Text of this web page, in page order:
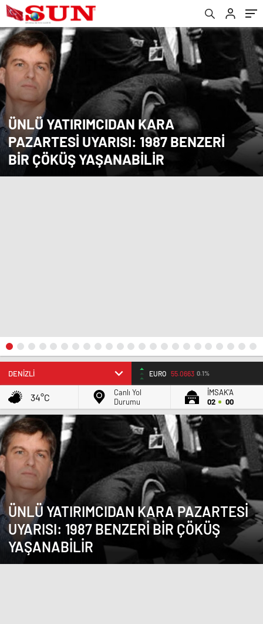
ÜNLÜ YATIRIMCIDAN KARA
PAZARTESI UYARISI: 1987 BENZERI
BIR ÇÖKÜŞ YAŞANABILIR
ALTIN 6.54 0,68%
34°C
Canlı Yol
Durumu
İMSAK'A
02
00
ÜNLÜ YATIRIMCIDAN KARA PAZARTESI
UYARISI: 1987 BENZERI BIR ÇÖKÜŞ
YAŞANABILIR